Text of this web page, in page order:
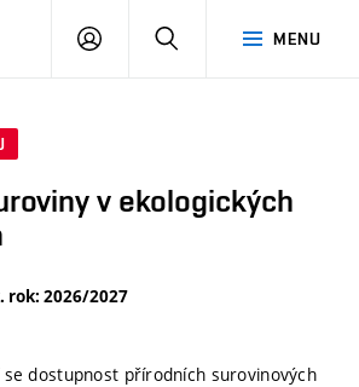
MENU
PŘIHLÁSIT
v ekologických
rok: 2026/2027
se dostupnost přírodních surovinových